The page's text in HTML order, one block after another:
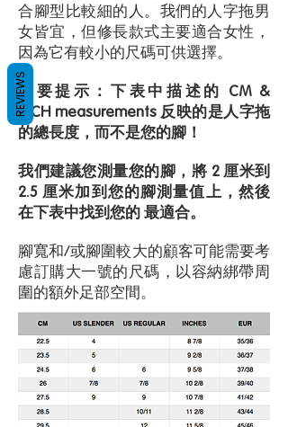
合腳型比較細的人。我們的人字拖男
女皆宜，但修長款式主要適合女性，
因為它有較小的尺碼可供選擇。
重要提示：下表中描述的 CM &
INCH measurements 反映的是人字拖
的總長度，而不是您的腳！
我們建議您測量您的腳，將 2 厘米到
2.5 厘米加到您的腳測量值上，然後
在下表中找到您的 最適合。
腳寬和/或腳圍較大的顧客可能需要考
慮訂購大一號的尺碼，以容納綁帶周
圍的額外足部空間。
REVIEWS